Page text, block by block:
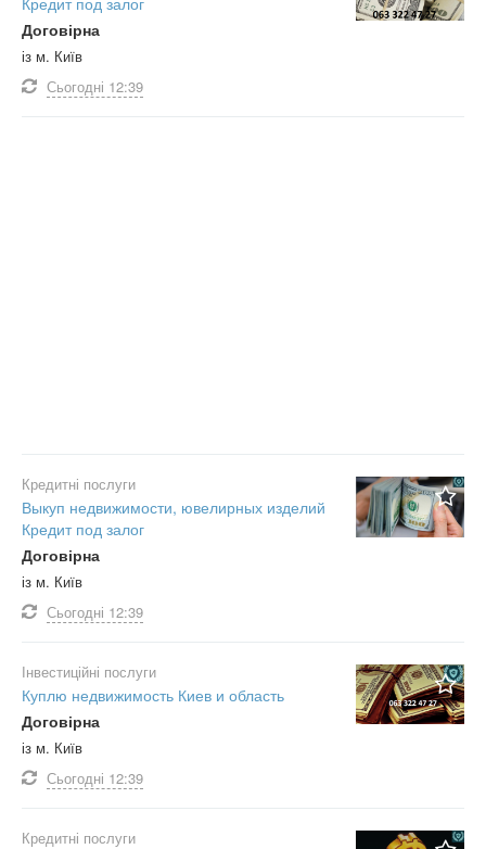
Договірна
із м. Київ
Сьогодні 12:39
Кредитні послуги
Выкуп недвижимости, ювелирных изделий
Кредит под залог
Договірна
із м. Київ
Сьогодні 12:39
Інвестиційні послуги
Куплю недвижимость Киев и область
Договірна
із м. Київ
Сьогодні 12:39
Кредитні послуги